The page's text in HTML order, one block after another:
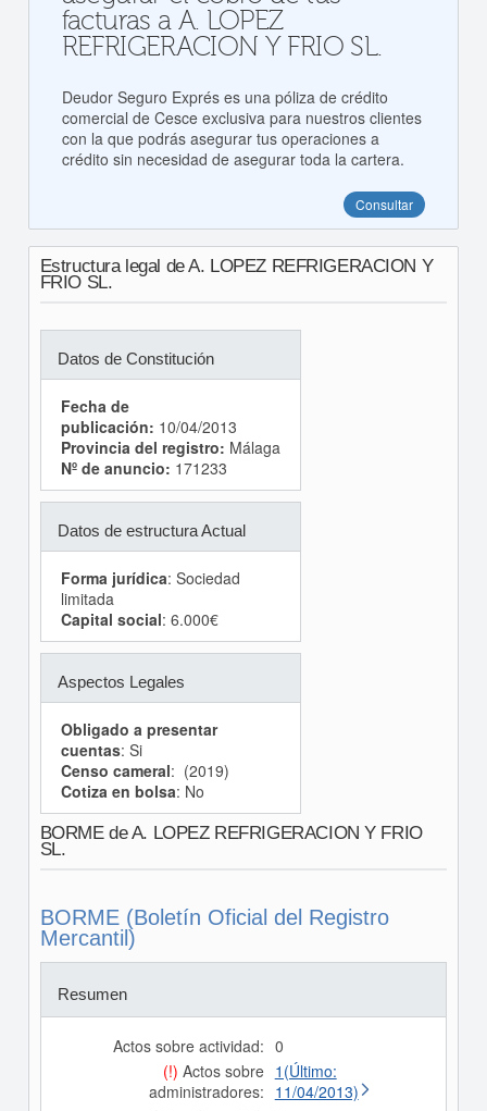
facturas a A. LOPEZ
REFRIGERACION Y FRIO SL.
Deudor Seguro Exprés es una póliza de crédito
comercial de Cesce exclusiva para nuestros clientes
con la que podrás asegurar tus operaciones a
crédito sin necesidad de asegurar toda la cartera.
Consultar
Estructura legal de A. LOPEZ REFRIGERACION Y
FRIO SL.
Datos de Constitución
Fecha de
publicación: 10/04/2013
Provincia del registro: Málaga
Nº de anuncio: 171233
Datos de estructura Actual
Forma jurídica: Sociedad
limitada
Capital social: 6.000€
Aspectos Legales
Obligado a presentar
cuentas: Si
Censo cameral: (2019)
Cotiza en bolsa: No
BORME de A. LOPEZ REFRIGERACION Y FRIO
SL.
BORME (Boletín Oficial del Registro
Mercantil)
Resumen
Actos sobre actividad: 0
(!) Actos sobre
administradores:
1(Último:
11/04/2013)